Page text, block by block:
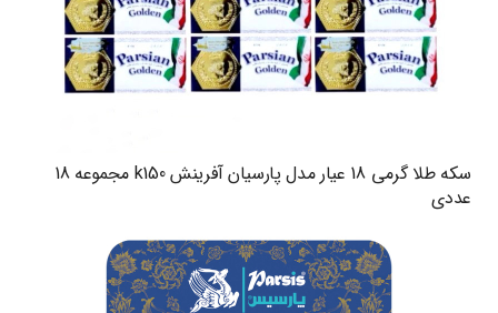
سکه طلا گرمی 18 عیار مدل پارسیان آفرینش k150 مجموعه 18
عددی